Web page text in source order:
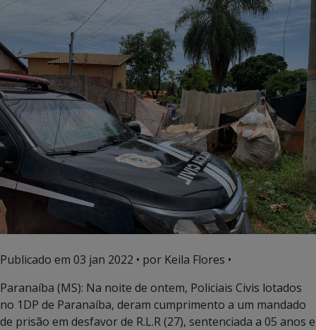
Publicado em 03 jan 2022 • por Keila Flores •
Paranaíba (MS): Na noite de ontem, Policiais Civis lotados
no 1DP de Paranaíba, deram cumprimento a um mandado
de prisão em desfavor de R.L.R (27), sentenciada a 05 anos e